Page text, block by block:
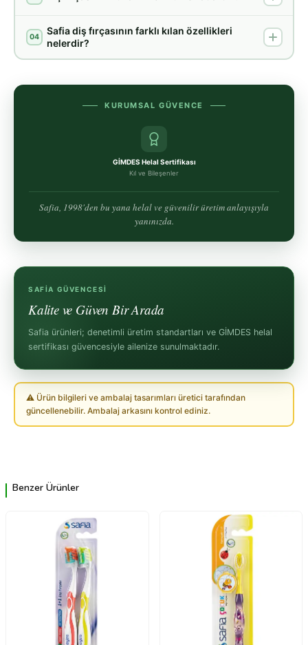
04
Safia diş fırçasının farklı kılan özellikleri
nelerdir?
KURUMSAL GÜVENCE
GİMDES Helal Sertifikası
Kıl ve Bileşenler
Safia, 1998'den bu yana helal ve güvenilir üretim anlayışıyla
yanınızda.
SAFIA GÜVENCESI
Kalite ve Güven Bir Arada
Safia ürünleri; denetimli üretim standartları ve GİMDES helal
sertifikası güvencesiyle ailenize sunulmaktadır.
⚠ Ürün bilgileri ve ambalaj tasarımları üretici tarafından
güncellenebilir. Ambalaj arkasını kontrol ediniz.
Benzer Ürünler